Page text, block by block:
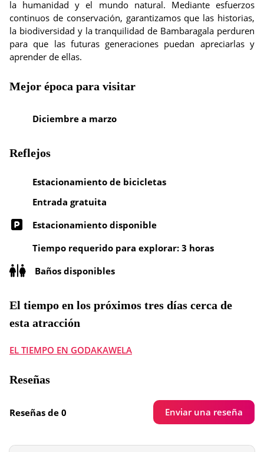
la humanidad y el mundo natural. Mediante esfuerzos
continuos de conservación, garantizamos que las historias,
la biodiversidad y la tranquilidad de Bambaragala perduren
para que las futuras generaciones puedan apreciarlas y
aprender de ellas.
Mejor época para visitar
Diciembre a marzo
Reflejos
Estacionamiento de bicicletas
Entrada gratuita
Estacionamiento disponible
Tiempo requerido para explorar: 3 horas
Baños disponibles
El tiempo en los próximos tres días cerca de
esta atracción
EL TIEMPO EN GODAKAWELA
Reseñas
Reseñas de 0 Enviar una reseña